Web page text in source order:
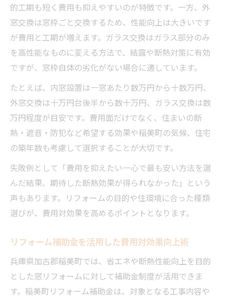
的工期も短く費用も抑えやすいのが特徴です。一方、外
窓交換は窓枠ごと交換するため、性能向上は大きいです
が費用と工期が増えます。ガラス交換はガラス部分のみ
を高性能なものに変える方法で、結露や断熱対策に有効
ですが、窓枠自体の劣化がない場合に適しています。
たとえば、内窓設置は一窓あたり数万円から十数万円、
外窓交換は十万円台後半から数十万円、ガラス交換は数
万円程度が目安です。費用面だけでなく、住まいの断
熱・遮音・防犯など希望する効果や稲美町の気候、住宅
の築年数も考慮して選択することが大切です。
失敗例として「費用を抑えたい一心で最も安い方法を選
んだ結果、期待した断熱効果が得られなかった」という
声もあります。リフォームの目的や住環境に合った種類
選びが、費用対効果を高めるポイントとなります。
リフォーム補助金を活用した費用対効果向上術
兵庫県加古郡稲美町では、省エネや断熱性能向上を目的
とした窓リフォームに対して補助金制度が活用できま
す。稲美町リフォーム補助金は、対象となる工事内容や